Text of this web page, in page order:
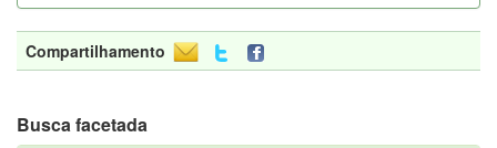
Compartilhamento
Busca facetada